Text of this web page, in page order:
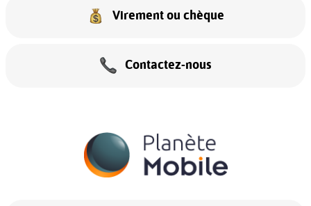
Virement ou chèque
Contactez-nous